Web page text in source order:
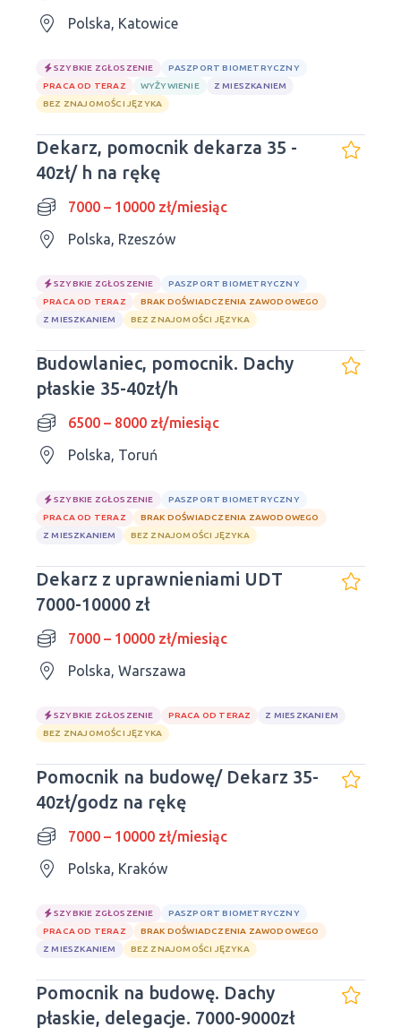
Polska, Katowice
SZYBKIE ZGŁOSZENIE
PASZPORT BIOMETRYCZNY
PRACA OD TERAZ
WYŻYWIENIE
Z MIESZKANIEM
BEZ ZNAJOMOŚCI JĘZYKA
Dekarz, pomocnik dekarza 35 -
40zł/ h na rękę
7000 – 10000 zł/miesiąc
Polska, Rzeszów
SZYBKIE ZGŁOSZENIE
PASZPORT BIOMETRYCZNY
PRACA OD TERAZ
BRAK DOŚWIADCZENIA ZAWODOWEGO
Z MIESZKANIEM
BEZ ZNAJOMOŚCI JĘZYKA
Budowlaniec, pomocnik. Dachy
płaskie 35-40zł/h
6500 – 8000 zł/miesiąc
Polska, Toruń
SZYBKIE ZGŁOSZENIE
PASZPORT BIOMETRYCZNY
PRACA OD TERAZ
BRAK DOŚWIADCZENIA ZAWODOWEGO
Z MIESZKANIEM
BEZ ZNAJOMOŚCI JĘZYKA
Dekarz z uprawnieniami UDT
7000-10000 zł
7000 – 10000 zł/miesiąc
Polska, Warszawa
SZYBKIE ZGŁOSZENIE PRACA OD TERAZ
Z MIESZKANIEM
BEZ ZNAJOMOŚCI JĘZYKA
Pomocnik na budowę/ Dekarz 35-
40zł/godz na rękę
7000 – 10000 zł/miesiąc
Polska, Kraków
SZYBKIE ZGŁOSZENIE
PASZPORT BIOMETRYCZNY
PRACA OD TERAZ
BRAK DOŚWIADCZENIA ZAWODOWEGO
Z MIESZKANIEM
BEZ ZNAJOMOŚCI JĘZYKA
Pomocnik na budowę. Dachy
płaskie, delegacje. 7000-9000zł